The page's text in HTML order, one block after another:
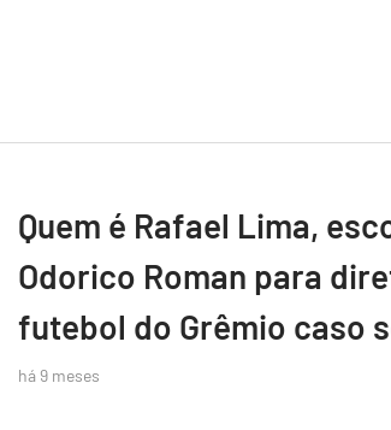
Quem é Rafael Lima,
Odorico Roman para
futebol do Grêmio caso
há 9 meses